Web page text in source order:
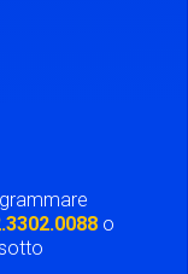
o